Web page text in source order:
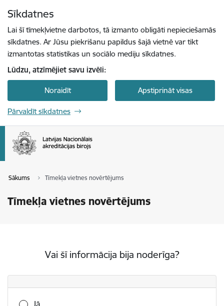
Sīkdatnes
Lai šī tīmekļvietne darbotos, tā izmanto obligāti nepieciešamās
sīkdatnes. Ar Jūsu piekrišanu papildus šajā vietnē var tikt
izmantotas statistikas un sociālo mediju sīkdatnes.
Lūdzu, atzīmējiet savu izvēli:
Noraidīt Apstiprināt visas
Pārvaldīt sīkdatnes
Sākums Tīmekļa vietnes novērtējums
Tīmekļa vietnes novērtējums
Vai šī informācija bija noderīga?
Vai šī informācija bija noderīga?
Jā